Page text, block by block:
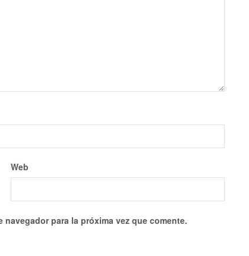
Web
para la próxima vez que comente.